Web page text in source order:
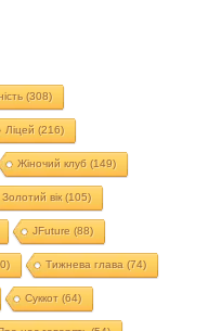
(308)
Ліцей (216)
Жіночий клуб (149)
Золотий вік(105)
JFuture (88)
Тижнева глава (74)
Суккот (64)